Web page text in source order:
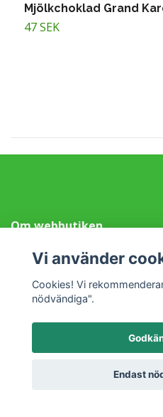
Mjölkchoklad Grand
47 SEK
Om webbutiken
Information
Sociala medier
© 2026 Klotet i Lund Fair
Vi använder
Cookies! Vi
nödvändiga".
Endast